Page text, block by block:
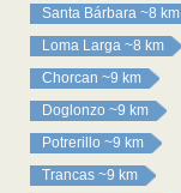
Santa Bárbara ~8 km
Loma Larga ~8 km
Chorcan ~9 km
Doglonzo ~9 km
Potrerillo ~9 km
Trancas ~9 km